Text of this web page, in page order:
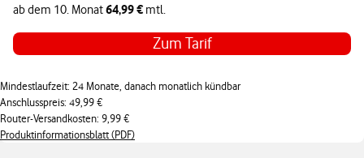
ab dem 10. Monat64,99 € mtl.
Zum Tarif
Mindestlaufzeit: 24 Monate, danach monatlich kündbar
Anschlusspreis: 49,99 €
Router-Versandkosten: 9,99 €
Produktinformationsblatt (PDF)